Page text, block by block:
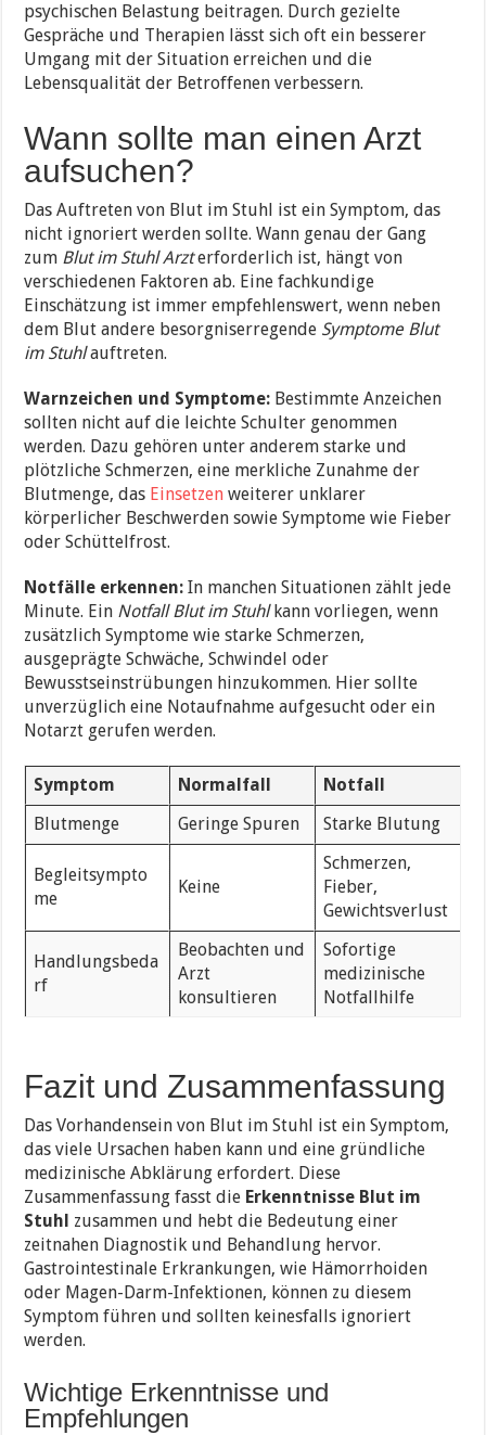
psychischen Belastung beitragen. Durch gezielte
Gespräche und Therapien lässt sich oft ein besserer
Umgang mit der Situation erreichen und die
Lebensqualität der Betroffenen verbessern.
Wann sollte man einen Arzt
aufsuchen?
Das Auftreten von Blut im Stuhl ist ein Symptom, das
nicht ignoriert werden sollte. Wann genau der Gang
zum Blut im Stuhl Arzterforderlich ist, hängt von
verschiedenen Faktoren ab. Eine fachkundige
Einschätzung ist immer empfehlenswert, wenn neben
dem Blut andere besorgniserregende Symptome Blut
im Stuhlauftreten.
Warnzeichen und Symptome: Bestimmte Anzeichen
sollten nicht auf die leichte Schulter genommen
werden. Dazu gehören unter anderem starke und
plötzliche Schmerzen, eine merkliche Zunahme der
Blutmenge, das Einsetzen weiterer unklarer
körperlicher Beschwerden sowie Symptome wie Fieber
oder Schüttelfrost.
Notfälle erkennen: In manchen Situationen zählt jede
Minute. Ein Notfall Blut im Stuhlkann vorliegen, wenn
zusätzlich Symptome wie starke Schmerzen,
ausgeprägte Schwäche, Schwindel oder
Bewusstseinstrübungen hinzukommen. Hier sollte
unverzüglich eine Notaufnahme aufgesucht oder ein
Notarzt gerufen werden.
Symptom Normalfall
Notfall
Blutmenge
Geringe Spuren Starke Blutung
Begleitsympto
me
Keine
Schmerzen,
Fieber,
Gewichtsverlust
Handlungsbeda
rf
Beobachten und
Arzt
konsultieren
Sofortige
medizinische
Notfallhilfe
Fazit und Zusammenfassung
Das Vorhandensein von Blut im Stuhl ist ein Symptom,
das viele Ursachen haben kann und eine gründliche
medizinische Abklärung erfordert. Diese
Zusammenfassung fasst die Erkenntnisse Blut im
Stuhl zusammen und hebt die Bedeutung einer
zeitnahen Diagnostik und Behandlung hervor.
Gastrointestinale Erkrankungen, wie Hämorrhoiden
oder Magen-Darm-Infektionen, können zu diesem
Symptom führen und sollten keinesfalls ignoriert
werden.
Wichtige Erkenntnisse und
Empfehlungen